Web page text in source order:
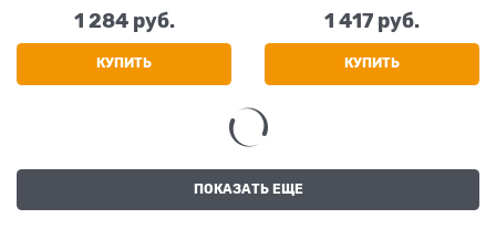
1 284 руб.
КУПИТЬ
1 417 руб.
КУПИТЬ
ПОКАЗАТЬ ЕЩЕ